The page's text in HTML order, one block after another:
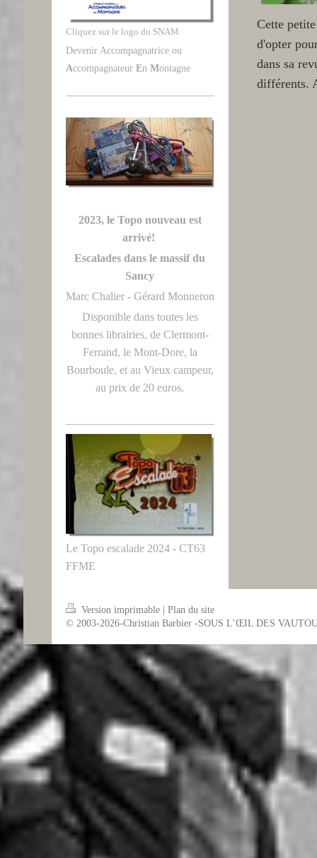
Cette
d'opter
dans sa
différents.
Cliquez sur le logo du SNAM
Devenir Accompagnatrice ou
Accompagnateur En Montagne
2023, le Topo nouveau est
arrivé!
Escalades dans le massif du
Sancy
Marc Chalier - Gérard Monneron
Disponible dans toutes les
bonnes librairies, de Clermont-
Ferrand, le Mont-Dore, la
Bourboule, et au Vieux campeur,
au prix de 20 euros.
Le Topo escalade 2024 - CT63
FFME
Version imprimable
Plan du site
© 2003-2026-Christian Barbier -SOUS L’ŒIL DES